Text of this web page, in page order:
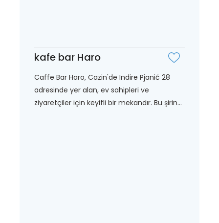
kafe bar Haro
Caffe Bar Haro, Cazin'de Indire Pjanić 28
adresinde yer alan, ev sahipleri ve
ziyaretçiler için keyifli bir mekandır. Bu şirin...